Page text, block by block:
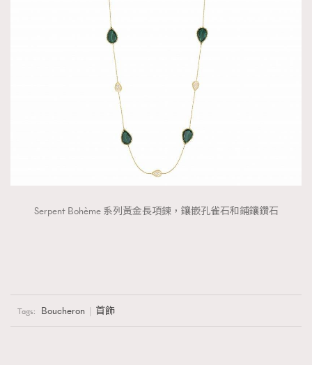
Serpent Bohème 系列黃金長項鍊，鑲嵌孔雀石和鋪鑲鑽石
Tags: Boucheron 首飾